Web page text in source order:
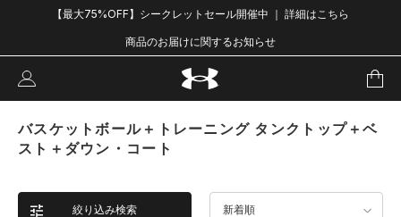
【最大75%OFF】シークレットセール開催中 ｜ 詳細はこちら
商品のお届けに関するお知らせ
バスケットボール＋トレーニング タンクトップ＋ベ
スト＋ダウン・コート
絞り込み検索 新着順